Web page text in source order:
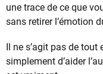
une trace de ce que
sans retirer l’émotion
Il ne s’agit pas de
simplement d’aider